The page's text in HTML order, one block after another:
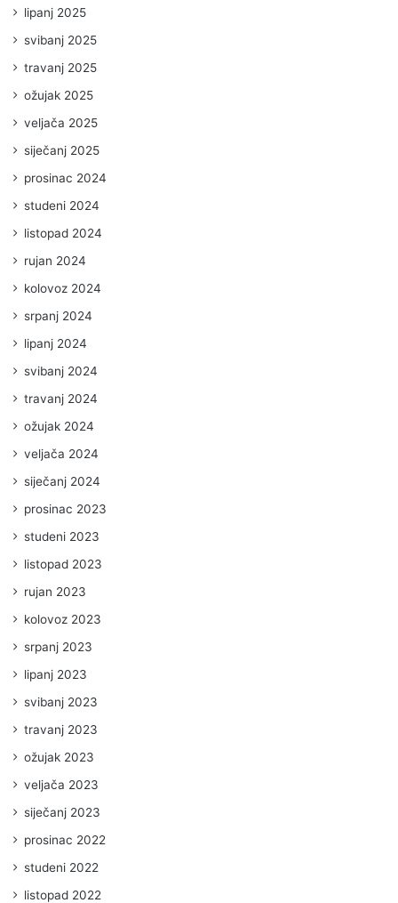
lipanj 2025
svibanj 2025
travanj 2025
ožujak 2025
veljača 2025
siječanj 2025
prosinac 2024
studeni 2024
listopad 2024
rujan 2024
kolovoz 2024
srpanj 2024
lipanj 2024
svibanj 2024
travanj 2024
ožujak 2024
veljača 2024
siječanj 2024
prosinac 2023
studeni 2023
listopad 2023
rujan 2023
kolovoz 2023
srpanj 2023
lipanj 2023
svibanj 2023
travanj 2023
ožujak 2023
veljača 2023
siječanj 2023
prosinac 2022
studeni 2022
listopad 2022